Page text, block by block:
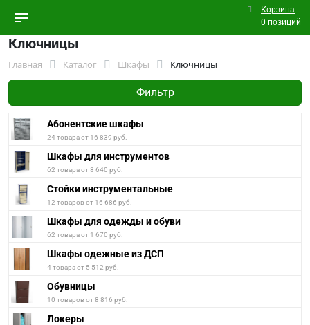
Корзина
0 позиций
Ключницы
Главная Каталог Шкафы Ключницы
Фильтр
Абонентские шкафы
24 товара от 16 839 руб.
Шкафы для инструментов
62 товара от 8 640 руб.
Стойки инструментальные
12 товаров от 16 686 руб.
Шкафы для одежды и обуви
62 товара от 1 670 руб.
Шкафы одежные из ДСП
4 товара от 5 512 руб.
Обувницы
10 товаров от 8 816 руб.
Локеры